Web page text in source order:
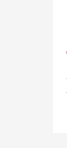
PUBLIC
By Gabriela
Executive